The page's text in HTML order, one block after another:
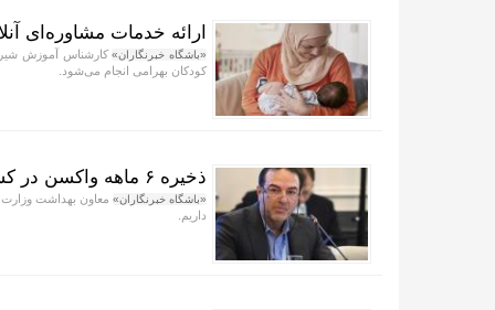
ارائه خدمات مشاوره‌ای
«باشگاه خبرنگاران»کارشناس آموزش
کودکان بهرامی انجام می‌شود.
ذخیره ۶ ماهه واکسن در کشور
«باشگاه خبرنگاران»
داریم.